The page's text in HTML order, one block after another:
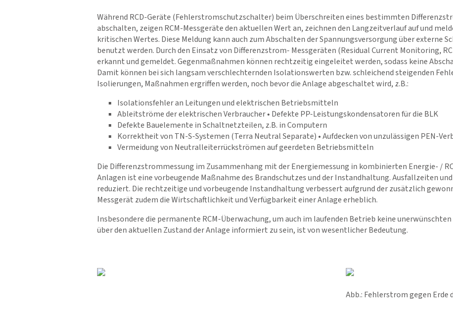
Während RCD-Geräte (Fehlerstromschutzschalter) beim Überschreiten eines bestimmten
abschalten, zeigen RCM-Messgeräte den aktuellen Wert an, zeichnen den Langzeitverlauf auf und
kritischen Wertes. Diese Meldung kann auch zum Abschalten der Spannungsversorgung über externe
benutzt werden. Durch den Einsatz von Differenzstrom- Messgeräten (Residual Current Monitoring,
erkannt und gemeldet. Gegenmaßnahmen können rechtzeitig eingeleitet werden, sodass keine
Damit können bei sich langsam verschlechternden Isolationswerten bzw. schleichend steigenden
Isolierungen, Maßnahmen ergriffen werden, noch bevor die Anlage abgeschaltet wird, z.B.:
Isolationsfehler an Leitungen und elektrischen Betriebsmitteln
Ableitströme der elektrischen Verbraucher • Defekte PP-Leistungskondensatoren für die BLK
Defekte Bauelemente in Schaltnetzteilen, z.B. in Computern
Korrektheit von TN-S-Systemen (Terra Neutral Separate) • Aufdecken von unzulässigen PEN-
Vermeidung von Neutralleiterrückströmen auf geerdeten Betriebsmitteln
Die Differenzstrommessung im Zusammenhang mit der Energiemessung in kombinierten Energie- /
Anlagen ist eine vorbeugende Maßnahme des Brandschutzes und der Instandhaltung. Ausfallzeiten
reduziert. Die rechtzeitige und vorbeugende Instandhaltung verbessert aufgrund der zusätzlich
Messgerät zudem die Wirtschaftlichkeit und Verfügbarkeit einer Anlage erheblich.
Insbesondere die permanente RCM-Überwachung, um auch im laufenden Betrieb keine
über den aktuellen Zustand der Anlage informiert zu sein, ist von wesentlicher Bedeutung.
Abb.: Fehlerstrom gegen Erde